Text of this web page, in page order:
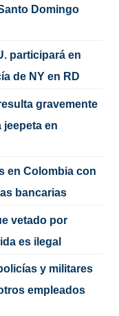
Domingo
participará en
de NY en RD
gravemente
jeepeta en
en Colombia con
bancarias
vetado por
es ilegal
y militares
empleados